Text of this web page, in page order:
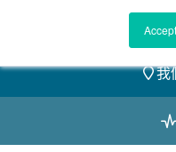
Accept
我
我